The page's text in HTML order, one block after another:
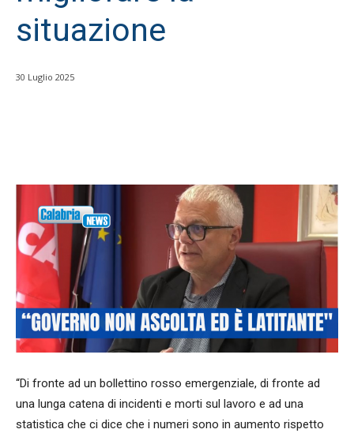
situazione
30 Luglio 2025
“Di fronte ad un bollettino rosso emergenziale, di fronte ad
una lunga catena di incidenti e morti sul lavoro e ad una
statistica che ci dice che i numeri sono in aumento rispetto